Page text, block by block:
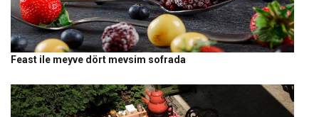
Feast ile meyve dört mevsim sofrada